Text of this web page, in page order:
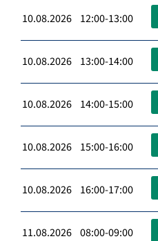
10.08.2026 12:00-13:00
10.08.2026 13:00-14:00
10.08.2026 14:00-15:00
10.08.2026 15:00-16:00
10.08.2026 16:00-17:00
11.08.2026 08:00-09:00